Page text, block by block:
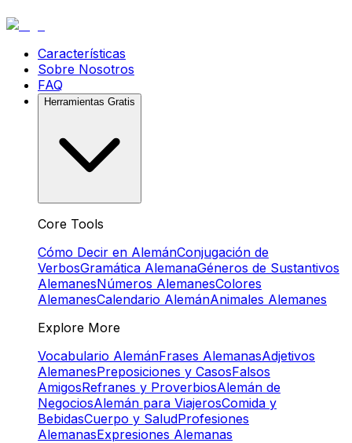
Características
Sobre Nosotros
FAQ
Herramientas Gratis
Core Tools
Cómo Decir en AlemánConjugación de
VerbosGramática AlemanaGéneros de Sustantivos
AlemanesNúmeros AlemanesColores
AlemanesCalendario AlemánAnimales Alemanes
Explore More
Vocabulario AlemánFrases AlemanasAdjetivos
AlemanesPreposiciones y CasosFalsos
AmigosRefranes y ProverbiosAlemán de
NegociosAlemán para ViajerosComida y
BebidasCuerpo y SaludProfesiones
AlemanasExpresiones Alemanas